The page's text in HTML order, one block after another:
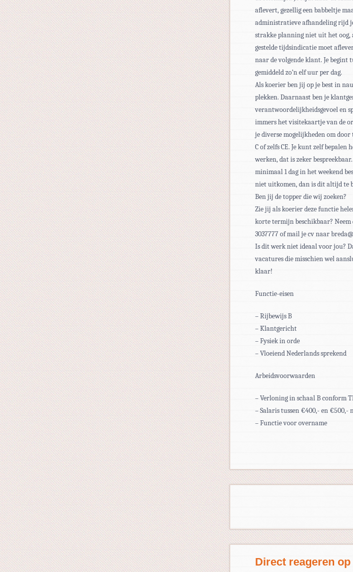
aflevert, gezellig een babbeltje
administratieve afhandeling rijd
strakke planning niet uit het oog,
gestelde tijdsindicatie moet
naar de volgende klant. Je begint
gemiddeld zo’n elf uur per dag.
Als koerier ben jij op je best in
plekken. Daarnaast ben je
verantwoordelijkheidsgevoel en
immers het visitekaartje van de
je diverse mogelijkheden om
C of zelfs CE. Je kunt zelf
werken, dat is zeker
minimaal 1 dag in het weekend
niet uitkomen, dan is dit altijd te
Ben jij de topper die wij zoeken?
Zie jij als koerier deze functie
korte termijn beschikbaar? Neem
3037777 of mail je cv naar
Is dit werk niet ideaal voor jou?
vacatures die misschien wel
klaar!
Functie-eisen
– Rijbewijs B
– Klantgericht
– Fysiek in orde
– Vloeiend Nederlands sprekend
Arbeidsvoorwaarden
– Verloning in schaal B conform
– Salaris tussen €400,- en €500,-
– Functie voor overname
Direct reageren